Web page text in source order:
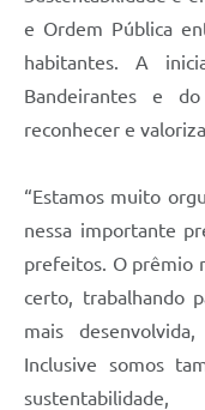
e Ordem Pública
habitantes. A
Bandeirantes e
reconhecer e
“Estamos muito
nessa importante
prefeitos. O prêmio
certo, trabalhando
mais
Inclusive somos